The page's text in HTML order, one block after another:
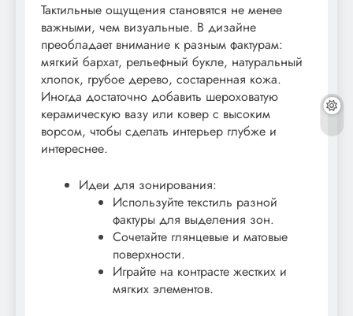
Тактильные ощущения становятся не менее
важными, чем визуальные. В дизайне
преобладает внимание к разным фактурам:
мягкий бархат, рельефный букле, натуральный
хлопок, грубое дерево, состаренная кожа.
Иногда достаточно добавить шероховатую
керамическую вазу или ковер с высоким
ворсом, чтобы сделать интерьер глубже и
интереснее.
Идеи для зонирования:
Используйте текстиль разной
фактуры для выделения зон.
Сочетайте глянцевые и матовые
поверхности.
Играйте на контрасте жестких и
мягких элементов.